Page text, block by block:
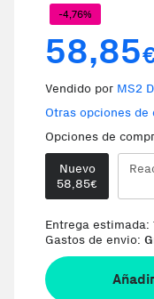
-4,76%
58,85
Vendido por MS2
Otras opciones de
Opciones de
Nuevo
58,85€
Entrega estimada:
Gastos de envio: